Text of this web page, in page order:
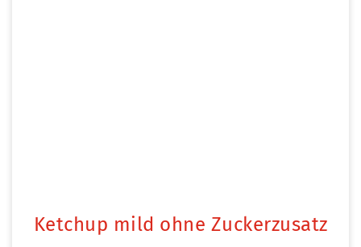
Ketchup mild ohne Zuckerzusatz